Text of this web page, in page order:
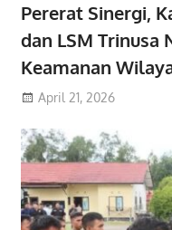
Pererat Sinergi,
dan LSM Trinusa
Keamanan
April 21, 2026